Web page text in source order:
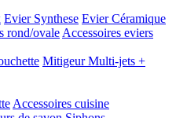
Evier Synthese Evier Céramique
rond/ovale Accessoires eviers
Mitigeur Multi-jets +
Accessoires cuisine